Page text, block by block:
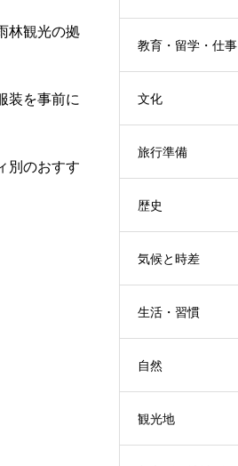
林観光の拠
装を事前に
別のおすす
教育・留学・仕事
文化
旅行準備
歴史
気候と時差
生活・習慣
自然
観光地